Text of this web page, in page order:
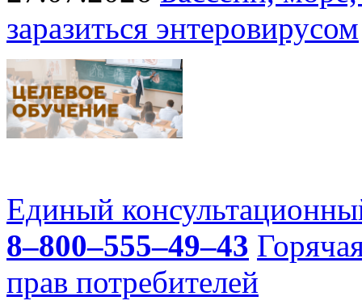
заразиться энтеровирусом
Единый
8–800–555–49–43
прав потребителей